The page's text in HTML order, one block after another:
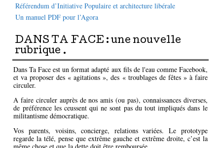
Référendum d’Initiative Populaire et architecture libérale
Un manuel PDF pour l’Agora
DANS TA FACE : une nouvelle
rubrique .
Dans Ta Face est un format adapté aux fils de l'eau comme Facebook,
et va proposer des « agitations », des « troublages de fêtes » à faire
circuler.
A faire circuler auprès de nos amis (ou pas), connaissances diverses,
de préférence les ceussent qui ne sont pas du tout impliqués dans le
militantisme démocratique.
Vos parents, voisins, concierge, relations variées. Le prototype
regarde la télé, pense que extrême gauche et extrême droite, c’est la
même chose et que la dette doit être remboursée.